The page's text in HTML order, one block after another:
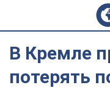
В Кремле
потерять